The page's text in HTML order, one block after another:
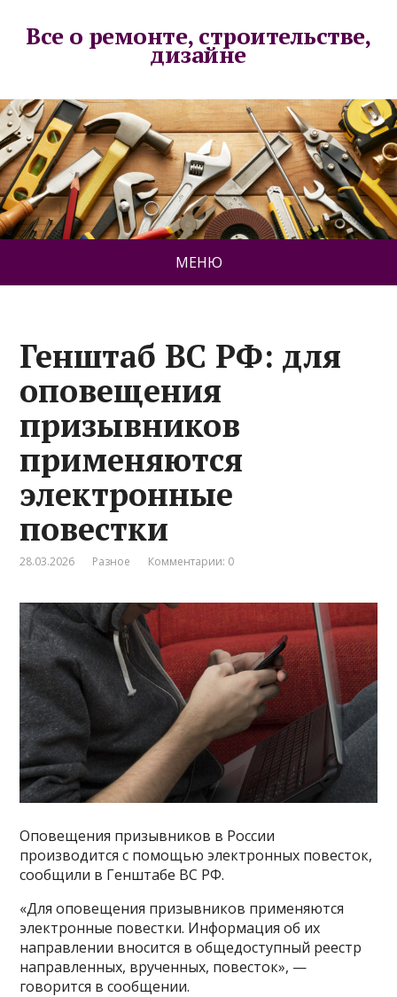
Все о ремонте, строительстве,
дизайне
МЕНЮ
Генштаб ВС РФ: для
оповещения
призывников
применяются
электронные
повестки
28.03.2026 Разное Комментарии: 0
Оповещения призывников в России
производится с помощью электронных повесток,
сообщили в Генштабе ВС РФ.
«Для оповещения призывников применяются
электронные повестки. Информация об их
направлении вносится в общедоступный реестр
направленных, врученных, повесток», —
говорится в сообщении.